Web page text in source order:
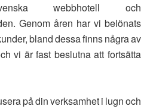
webbhotell och
Genom åren har vi belönats
bland dessa finns några av
vi är fast beslutna att fortsätta
på din verksamhet i lugn och